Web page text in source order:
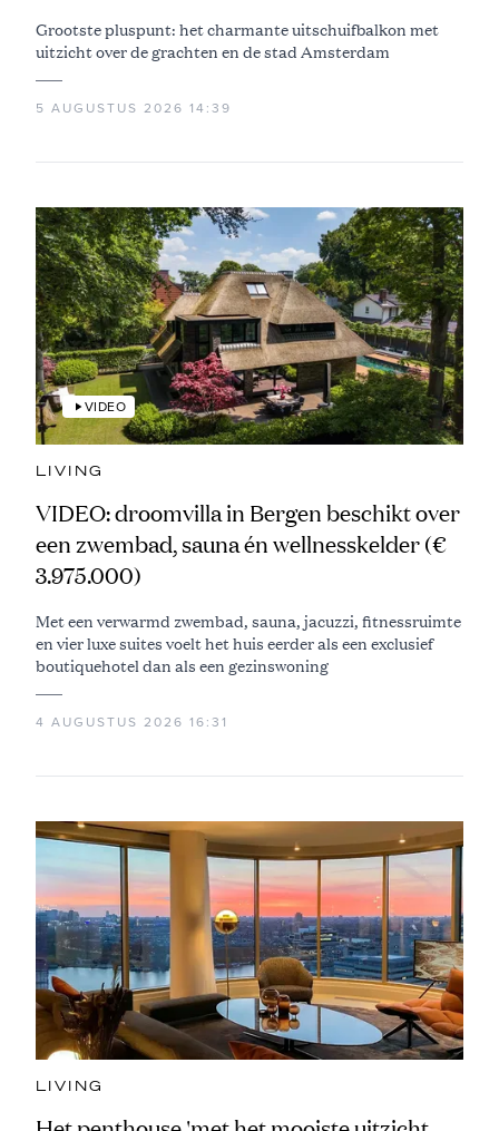
Grootste pluspunt: het charmante uitschuifbalkon met
uitzicht over de grachten en de stad Amsterdam
5 AUGUSTUS 2026 14:39
VIDEO
LIVING
VIDEO: droomvilla in Bergen beschikt over
een zwembad, sauna én wellnesskelder (€
3.975.000)
Met een verwarmd zwembad, sauna, jacuzzi, fitnessruimte
en vier luxe suites voelt het huis eerder als een exclusief
boutiquehotel dan als een gezinswoning
4 AUGUSTUS 2026 16:31
LIVING